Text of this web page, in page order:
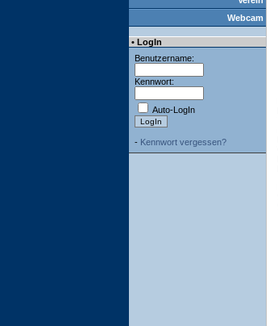
Webcam
• LogIn
Benutzername:
Kennwort:
Auto-LogIn
- Kennwort vergessen?